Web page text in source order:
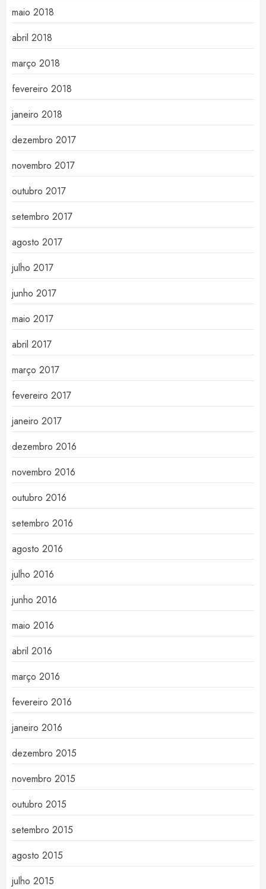
maio 2018
abril 2018
março 2018
fevereiro 2018
janeiro 2018
dezembro 2017
novembro 2017
outubro 2017
setembro 2017
agosto 2017
julho 2017
junho 2017
maio 2017
abril 2017
março 2017
fevereiro 2017
janeiro 2017
dezembro 2016
novembro 2016
outubro 2016
setembro 2016
agosto 2016
julho 2016
junho 2016
maio 2016
abril 2016
março 2016
fevereiro 2016
janeiro 2016
dezembro 2015
novembro 2015
outubro 2015
setembro 2015
agosto 2015
julho 2015